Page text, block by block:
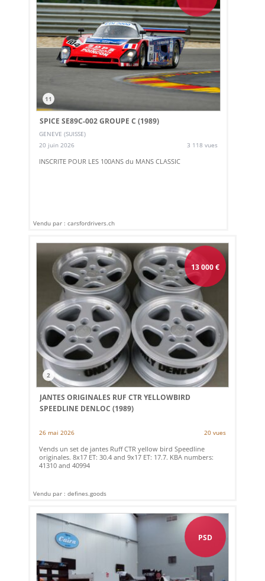
11
SPICE SE89C-002 GROUPE C (1989)
GENEVE (SUISSE)
20 juin 2026
3 118 vues
INSCRITE POUR LES 100ANS du MANS CLASSIC
Vendu par : carsfordrivers.ch
13 000€
2
JANTES ORIGINALES RUF CTR YELLOWBIRD
SPEEDLINE DENLOC (1989)
26 mai 2026 20 vues
Vends un set de jantes Ruff CTR yellow bird Speedline
originales. 8x17 ET: 30.4 and 9x17 ET: 17.7. KBA numbers:
41310 and 40994
Vendu par : defines.goods
PSD